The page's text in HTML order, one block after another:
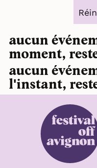
aucun
moment,
aucun
l'instant,